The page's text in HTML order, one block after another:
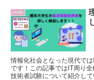
study
情報化社会となった現代で
です！この記事ではIT周り
技術者試験について紹介し